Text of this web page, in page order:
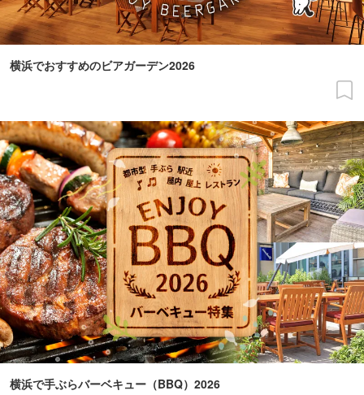
横浜でおすすめのビアガーデン2026
横浜で手ぶらバーベキュー（BBQ）2026